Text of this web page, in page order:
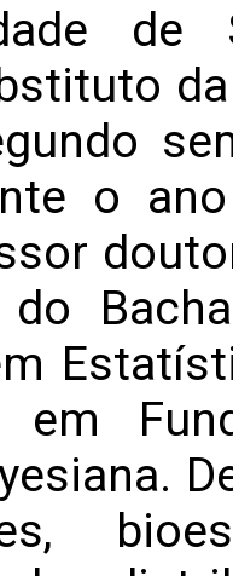
de
da
o
do
em